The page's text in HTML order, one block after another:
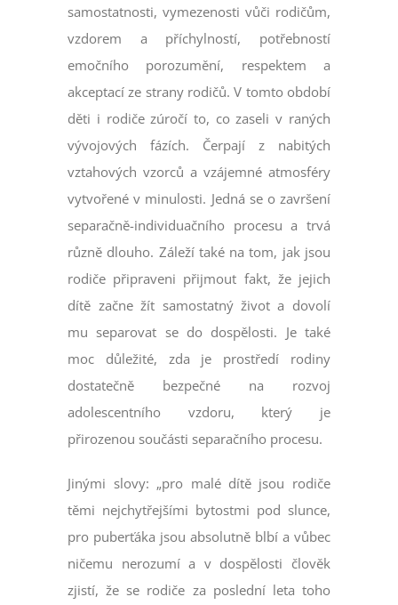
samostatnosti, vymezenosti vůči rodičům,
vzdorem a příchylností, potřebností
emočního porozumění, respektem a
akceptací ze strany rodičů. V tomto období
děti i rodiče zúročí to, co zaseli v raných
vývojových fázích. Čerpají z nabitých
vztahových vzorců a vzájemné atmosféry
vytvořené v minulosti. Jedná se o završení
separačně-individuačního procesu a trvá
různě dlouho. Záleží také na tom, jak jsou
rodiče připraveni přijmout fakt, že jejich
dítě začne žít samostatný život a dovolí
mu separovat se do dospělosti. Je také
moc důležité, zda je prostředí rodiny
dostatečně bezpečné na rozvoj
adolescentního vzdoru, který je
přirozenou součásti separačního procesu.
Jinými slovy: „pro malé dítě jsou rodiče
těmi nejchytřejšími bytostmi pod slunce,
pro puberťáka jsou absolutně blbí a vůbec
ničemu nerozumí a v dospělosti člověk
zjistí, že se rodiče za poslední leta toho